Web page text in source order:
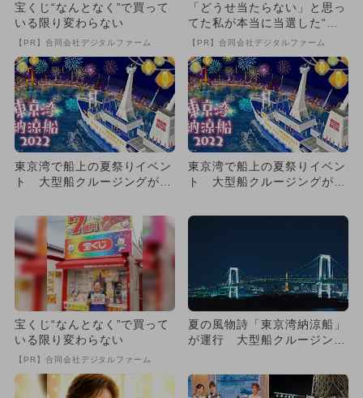
宝くじ“なんとなく”で買って
いる限り変わらない
【PR】合同会社デジタルファーム
「どうせ当たらない」と思っ
てた私が本当に当選した“買
い方”がこれ
【PR】合同会社デジタルファーム
東京湾で船上の夏祭りイベン
ト 大型船クルージングが子
東京湾で船上の夏祭りイベン
ト 大型船クルージングが子
宝くじ“なんとなく”で買って
いる限り変わらない
【PR】合同会社デジタルファーム
夏の風物詩「東京湾納涼船」
が運行 大型船クルージング